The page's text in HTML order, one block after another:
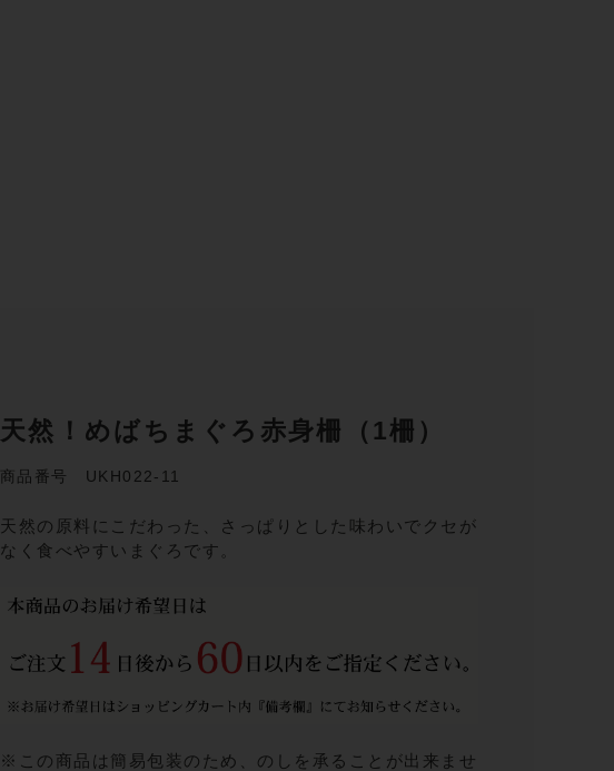
天然！めばちまぐろ赤身柵（1柵）
商品番号 UKH022-11
天然の原料にこだわった、さっぱりとした味わいでクセが
なく食べやすいまぐろです。
※この商品は簡易包装のため、のしを承ることが出来ませ